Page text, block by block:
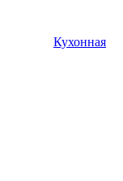
Кухонная